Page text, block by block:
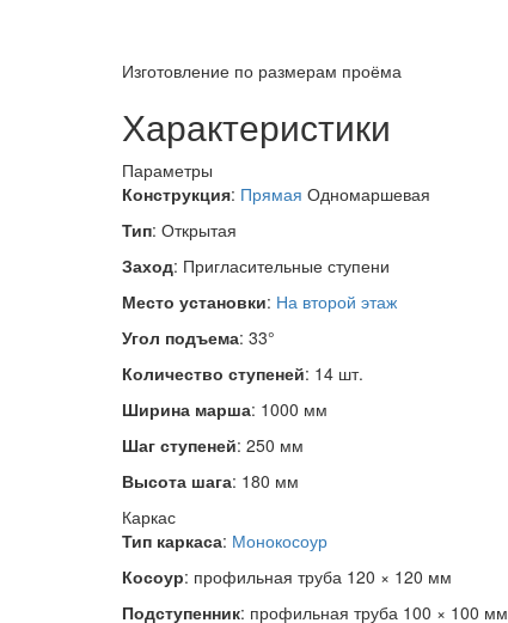
Изготовление по размерам проёма
Характеристики
Параметры
Конструкция: Прямая Одномаршевая
Тип: Открытая
Заход: Пригласительные ступени
Место установки: На второй этаж
Угол подъема: 33°
Количество ступеней: 14 шт.
Ширина марша: 1000 мм
Шаг ступеней: 250 мм
Высота шага: 180 мм
Каркас
Тип каркаса: Монокосоур
Косоур: профильная труба 120 × 120 мм
Подступенник: профильная труба 100 × 100 мм